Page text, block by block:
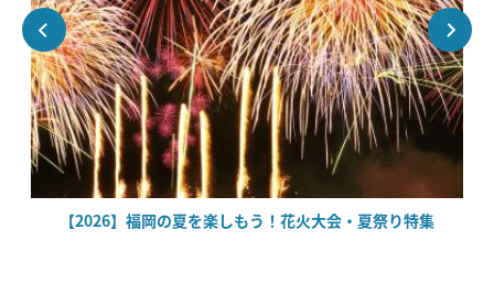
【2026】福岡の夏を楽しもう！花火大会・夏祭り特集